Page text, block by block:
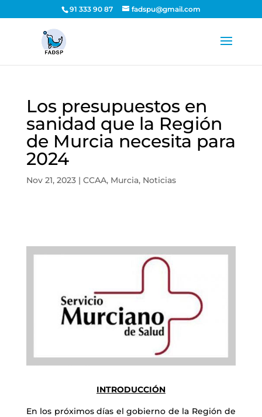
91 333 90 87 fadspu@gmail.com
Los presupuestos en
sanidad que la Región
de Murcia necesita para
2024
Nov 21, 2023| CCAA, Murcia, Noticias
INTRODUCCIÓN
En los próximos días el gobierno de la Región de